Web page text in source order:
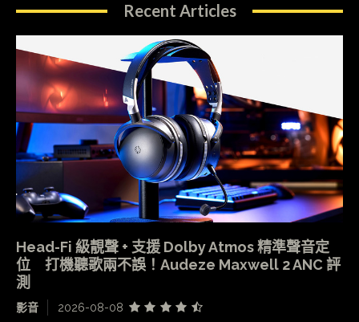
Recent Articles
Head-Fi 級靚聲 + 支援 Dolby Atmos 精準聲音定
位 打機聽歌兩不誤！Audeze Maxwell 2 ANC 評
測
影音 2026-08-08